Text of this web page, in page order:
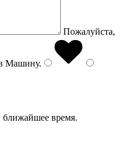
Пожалуйста,
Машину.
время.